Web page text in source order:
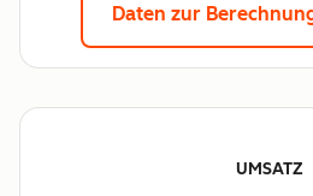
Daten zur
UMSATZ